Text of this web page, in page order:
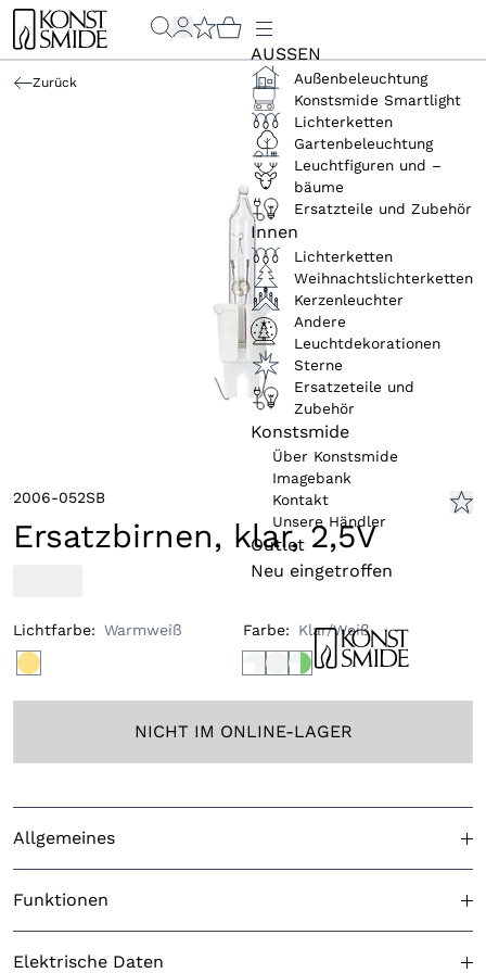
AUSSEN
Außenbeleuchtung
Konstsmide Smartlight
Lichterketten
Gartenbeleuchtung
Leuchtfiguren und –
bäume
Ersatzteile und Zubehör
Innen
Lichterketten
Weihnachtslichterketten
Kerzenleuchter
Andere
Leuchtdekorationen
Sterne
Ersatzeteile und
Zubehör
Konstsmide
Über Konstsmide
Imagebank
Kontakt
Unsere Händler
Outlet
Neu eingetroffen
Zurück
2006-052SB
Ersatzbirnen, klar, 2,5V
Lichtfarbe: Warmweiß Farbe: Klar/Weiß
NICHT IM ONLINE-LAGER
Allgemeines
Für den Außenbereich geeignet Nein
Lichtfarbe Warmweiß
Funktionen
LED Effekt Nein
Elektrische Daten